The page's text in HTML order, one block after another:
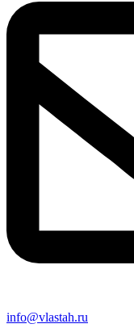
info@vlastah.ru